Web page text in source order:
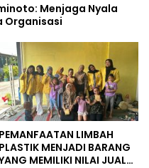
Menjaga Nyala
Organisasi
PEMANFAATAN LIMBAH
PLASTIK MENJADI BARANG
MEMILIKI NILAI JUAL